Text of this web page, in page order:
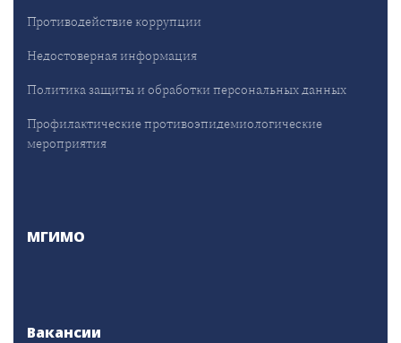
Противодействие коррупции
Недостоверная информация
Политика защиты и обработки персональных данных
Профилактические противоэпидемиологические
мероприятия
МГИМО
Вакансии